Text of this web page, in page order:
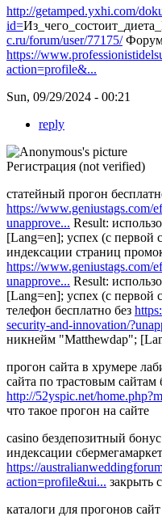
http://getamped.yxhi.com/
id=
c.ru/forum/user/77175/
https://
action=profile&...
Sun, 09/29/2024 - 00:21
reply
Регистрация (not verified)
статейный прогон
https://www.geniustags.com/
unapprove... Result:
[Lang=en]; успех (с первой
индексации страниц
https://www.geniustags.com/
unapprove... Result:
[Lang=en]; успех (с первой
телефон бесплатно без
security-and-innovation/
никнейм "Matthewdap";
прогон сайта в хрумере
сайта по трастовым сайтам
http://52yspic.net/
что такое прогон на сайте
casino бездепозитный
индексации
https://
action=profile&ui... закрыть
каталоги для прогонов сайт